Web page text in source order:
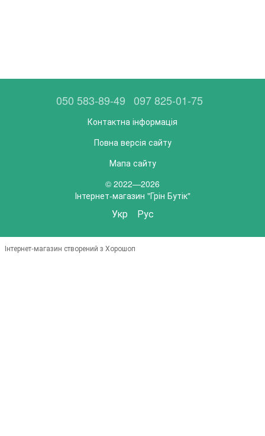
050 583-89-49 097 825-01-75
Контактна інформація
Повна версія сайту
Мапа сайту
© 2022—2026
Інтернет-магазин "Грін Бутік"
Укр Рус
Інтернет-магазин створений з Хорошоп